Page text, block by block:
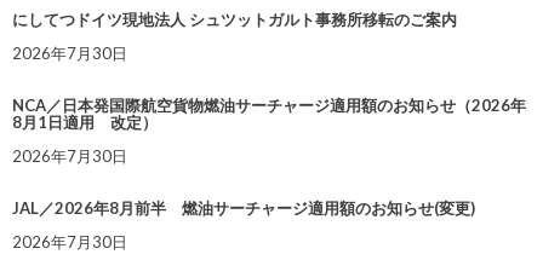
にしてつドイツ現地法人 シュツットガルト事務所移転のご案内
2026年7月30日
NCA／日本発国際航空貨物燃油サーチャージ適用額のお知らせ（2026年
8月1日適用 改定）
2026年7月30日
JAL／2026年8月前半 燃油サーチャージ適用額のお知らせ(変更)
2026年7月30日